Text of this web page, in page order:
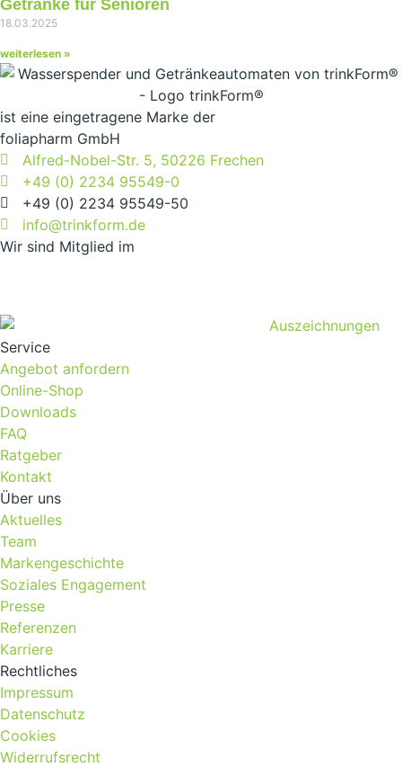
Getränke für Senioren
18.03.2025
weiterlesen »
ist eine eingetragene Marke der
foliapharm GmbH
Alfred-Nobel-Str. 5, 50226 Frechen
+49 (0) 2234 95549-0
+49 (0) 2234 95549-50
info@trinkform.de
Wir sind Mitglied im
Service
Angebot anfordern
Online-Shop
Downloads
FAQ
Ratgeber
Kontakt
Über uns
Aktuelles
Team
Markengeschichte
Soziales Engagement
Presse
Referenzen
Karriere
Rechtliches
Impressum
Datenschutz
Cookies
Widerrufsrecht